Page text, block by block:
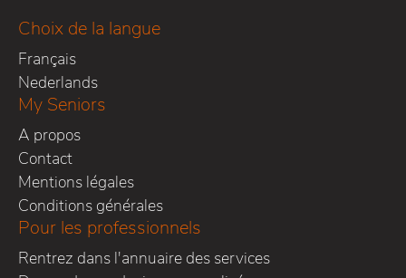
Choix de la langue
Français
Nederlands
My Seniors
A propos
Contact
Mentions légales
Conditions générales
Pour les professionnels
Rentrez dans l'annuaire des services